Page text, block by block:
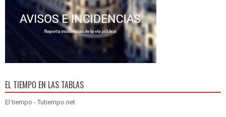
EL TIEMPO EN LAS TABLAS
El tiempo - Tutiempo.net